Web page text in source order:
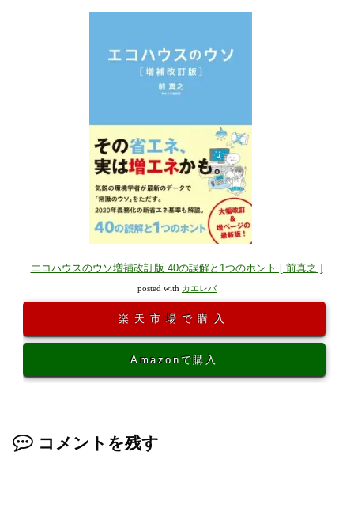
エコハウスのウソ増補改訂版 40の誤解と1つのホント [ 前真之 ]
posted with カエレバ
楽天市場で購入
Amazonで購入
コメントを残す